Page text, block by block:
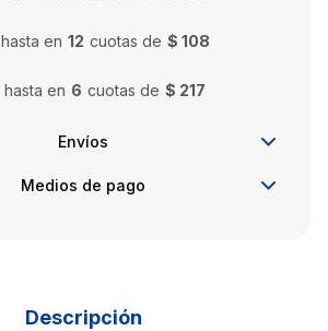
hasta en 12 cuotas de $ 108
hasta en 6 cuotas de $ 217
Envíos
Medios de pago
Descripción